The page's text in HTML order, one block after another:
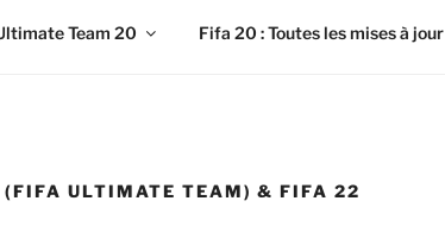
Team 20 Fifa 20 : Toutes les mises à jour
(FIFA ULTIMATE TEAM) & FIFA 22